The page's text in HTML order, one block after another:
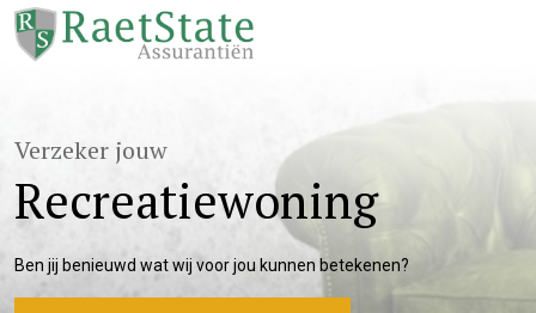
Verzeker jouw
Recreatiewoning
Ben jij benieuwd wat wij voor jou kunnen betekenen?